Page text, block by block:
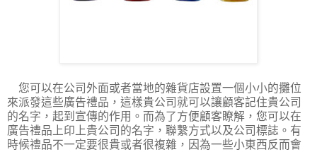
您可以在公司外面或者當地的雜貨店設置一個小小的攤位
來派發這些廣告禮品，這樣貴公司就可以讓顧客記住貴公司
的名字，起到宣傳的作用。而為了方便顧客瞭解，您可以在
廣告禮品上印上貴公司的名字，聯繫方式以及公司標誌。有
時候禮品不一定要很貴或者很複雜，因為一些小東西反而會